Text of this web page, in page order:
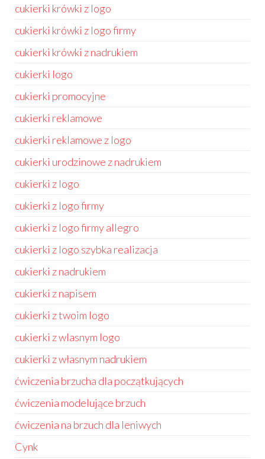
cukierki krówki z logo
cukierki krówki z logo firmy
cukierki krówki z nadrukiem
cukierki logo
cukierki promocyjne
cukierki reklamowe
cukierki reklamowe z logo
cukierki urodzinowe z nadrukiem
cukierki z logo
cukierki z logo firmy
cukierki z logo firmy allegro
cukierki z logo szybka realizacja
cukierki z nadrukiem
cukierki z napisem
cukierki z twoim logo
cukierki z wlasnym logo
cukierki z własnym nadrukiem
ćwiczenia brzucha dla początkujących
ćwiczenia modelujące brzuch
ćwiczenia na brzuch dla leniwych
Cynk